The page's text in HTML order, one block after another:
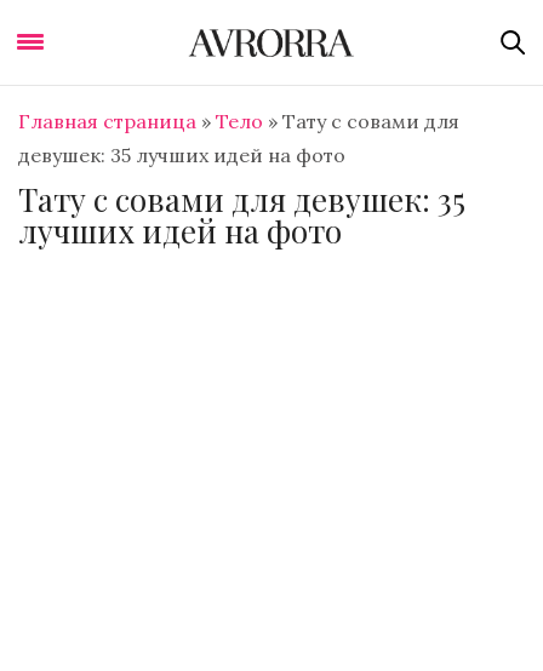
Главная страница » Тело » Тату с совами для
девушек: 35 лучших идей на фото
Тату с совами для девушек: 35
лучших идей на фото